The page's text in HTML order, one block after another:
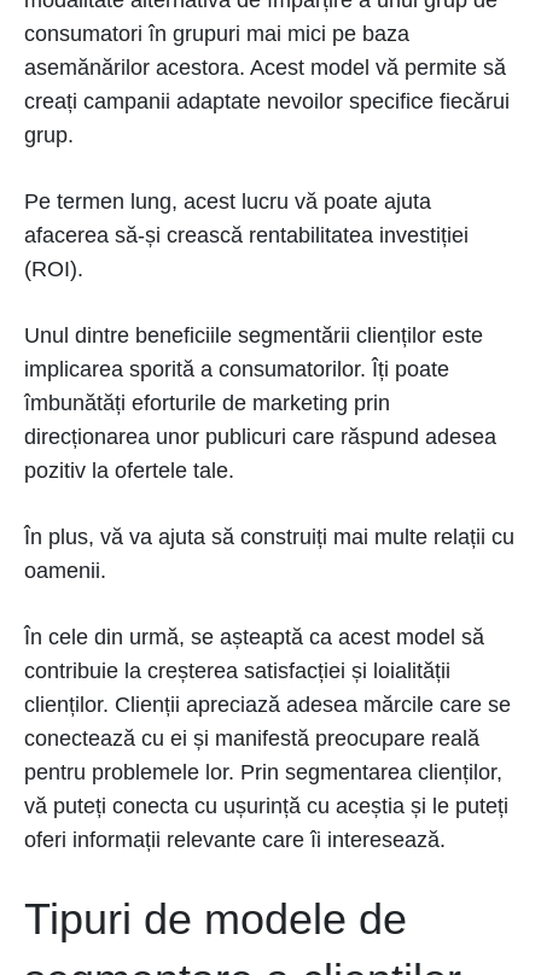
consumatori în grupuri mai mici pe baza
asemănărilor acestora. Acest model vă permite să
creați campanii adaptate nevoilor specifice fiecărui
grup.
Pe termen lung, acest lucru vă poate ajuta
afacerea să-și crească rentabilitatea investiției
(ROI).
Unul dintre beneficiile segmentării clienților este
implicarea sporită a consumatorilor. Îți poate
îmbunătăți eforturile de marketing prin
direcționarea unor publicuri care răspund adesea
pozitiv la ofertele tale.
În plus, vă va ajuta să construiți mai multe relații cu
oamenii.
În cele din urmă, se așteaptă ca acest model să
contribuie la creșterea satisfacției și loialității
clienților. Clienții apreciază adesea mărcile care se
conectează cu ei și manifestă preocupare reală
pentru problemele lor. Prin segmentarea clienților,
vă puteți conecta cu ușurință cu aceștia și le puteți
oferi informații relevante care îi interesează.
Tipuri de modele de